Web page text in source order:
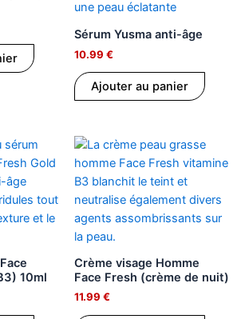
Sérum Yusma anti-âge
10.99 €
Ajouter au panier
10ml
Crème visage Homme
Face Fresh (crème de nuit)
11.99 €